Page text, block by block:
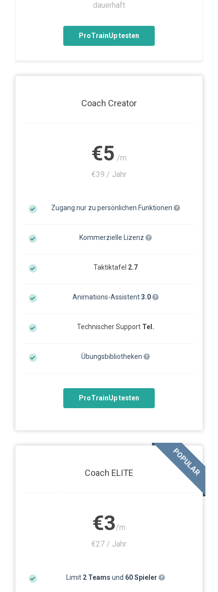
dauerhaft
ProTrainUp testen
Coach Creator
€5 /m
€39 / Jahr
Zugang nur zu persönlichen Funktionen
Kommerzielle Lizenz
Taktiktafel 2.7
Animations-Assistent3.0
Technischer Support Tel.
Übungsbibliotheken
ProTrainUp testen
Coach ELITE
€3/m
€27 / Jahr
Limit 2 Teams und 60 Spieler
POPULAR